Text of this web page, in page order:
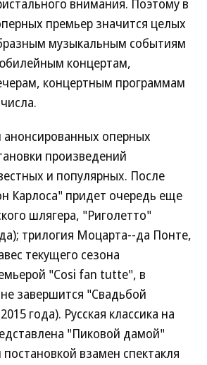
внимания. Поэтому в
премьер значится целых
музыкальным событиям
концертам,
концертным программам
оперных
произведений
и популярных. После
Карлоса" придет очередь еще
шлягера, "Риголетто"
трилогия Моцарта--да Понте,
текущего сезона
"Cosi fan tutte", в
завершится "Свадьбой
года). Русская классика на
"Пиковой дамой"
взамен спектакля